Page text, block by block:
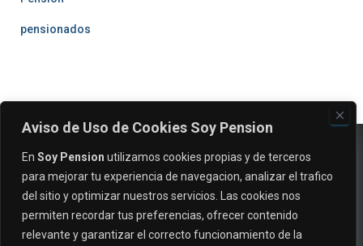
Aviso de Uso de Cookies Soy Pension
En Soy Pension utilizamos cookies propias y de terceros
para mejorar tu experiencia de navegacion, analizar el trafico
del sitio y optimizar nuestros servicios. Las cookies nos
permiten recordar tus preferencias, ofrecer contenido
relevante y garantizar el correcto funcionamiento de la
pensionados